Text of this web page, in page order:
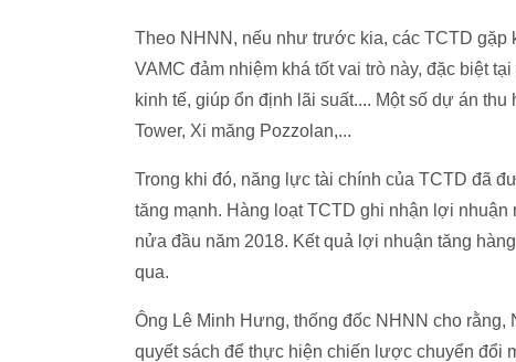
Theo NHNN, nếu như trước kia, các TCTD gặp
VAMC đảm nhiệm khá tốt vai trò này, đặc biệt
kinh tế, giúp ổn định lãi suất.... Một số dự án
Tower, Xi măng Pozzolan,...
Trong khi đó, năng lực tài chính của TCTD đã
tăng mạnh. Hàng loạt TCTD ghi nhận lợi
nửa đầu năm 2018. Kết quả lợi nhuận tăng
qua.
Ông Lê Minh Hưng, thống đốc NHNN cho
quyết sách để thực hiện chiến lược chuyển đổi